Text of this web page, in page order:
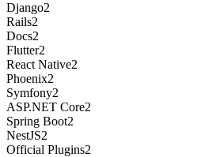
Django2
Rails2
Docs2
Flutter2
React Native2
Phoenix2
Symfony2
ASP.NET Core2
Spring Boot2
NestJS2
Official Plugins2